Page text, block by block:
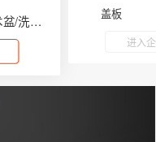
艺术盆/洗手盆 盖板
进入